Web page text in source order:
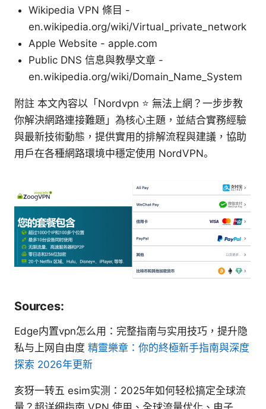
Wikipedia VPN 條目 -
en.wikipedia.org/wiki/Virtual_private_network
Apple Website - apple.com
Public DNS 信息與教學文章 -
en.wikipedia.org/wiki/Domain_Name_System
附註 本文內容以「Nordvpn ⭐ 無法上網？一步步教
你解決網路連接難題」為核心主題，並結合實務經驗
與最新技術動態，提供實用的排解流程與建議，協助
用戶在各種網路環境中穩定使用 NordVPN。
Sources:
Edge内置vpn怎么用：完整指南与实用技巧，提升隐
私与上网自由度 精靈樂章：你的終極新手指南與深度
探索 2026年更新
亥犽一转五 esim实测：2025年如何轻松搞定全球流